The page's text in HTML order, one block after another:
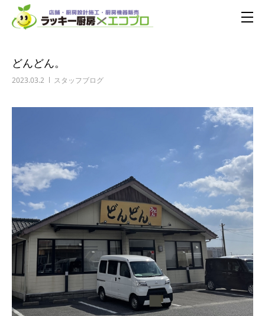
どんどん。
2023.03.2 スタッフブログ